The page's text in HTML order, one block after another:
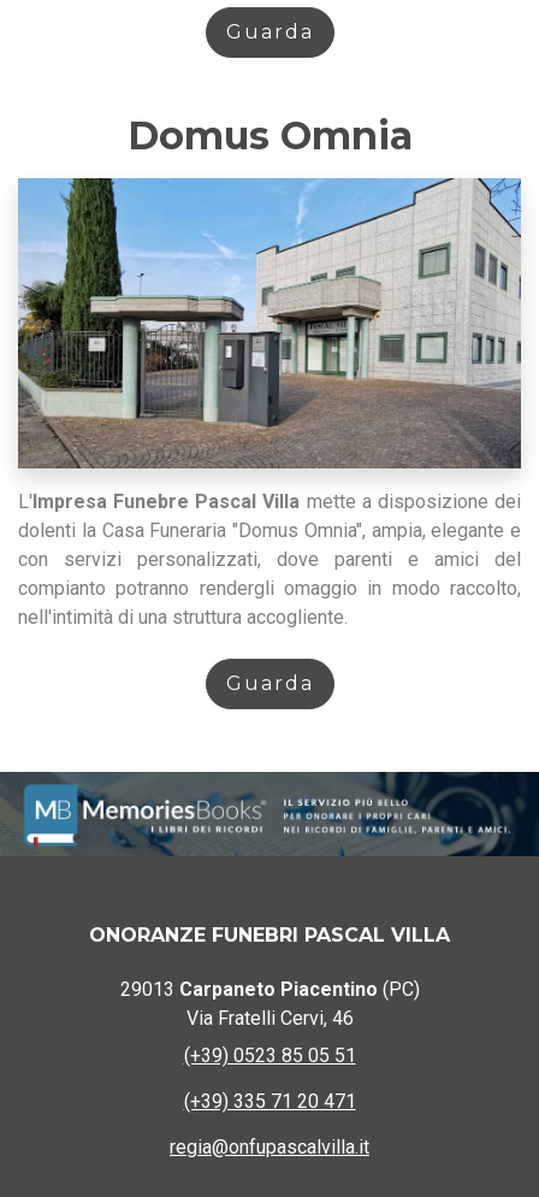
Guarda
Domus Omnia
L'Impresa Funebre Pascal Villa mette a disposizione dei
dolenti la Casa Funeraria "Domus Omnia", ampia, elegante e
con servizi personalizzati, dove parenti e amici del
compianto potranno rendergli omaggio in modo raccolto,
nell'intimità di una struttura accogliente.
Guarda
ONORANZE FUNEBRI PASCAL VILLA
29013 Carpaneto Piacentino (PC)
Via Fratelli Cervi, 46
(+39) 0523 85 05 51
(+39) 335 71 20 471
regia@onfupascalvilla.it